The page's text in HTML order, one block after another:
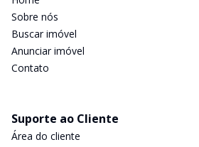
Sobre nós
Buscar imóvel
Anunciar imóvel
Contato
Suporte ao Cliente
Área do cliente